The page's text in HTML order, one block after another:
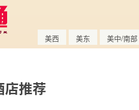
美西 美东 美中/南部
店推荐